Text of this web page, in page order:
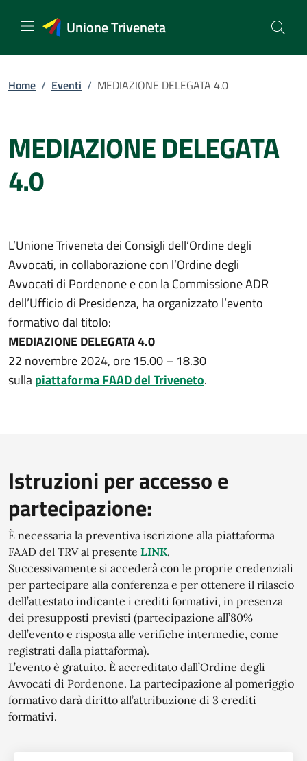
Unione Triveneta
Home / Eventi / MEDIAZIONE DELEGATA 4.0
MEDIAZIONE DELEGATA
4.0
L’Unione Triveneta dei Consigli dell’Ordine degli
Avvocati, in collaborazione con l’Ordine degli
Avvocati di Pordenone e con la Commissione ADR
dell’Ufficio di Presidenza, ha organizzato l’evento
formativo dal titolo:
MEDIAZIONE DELEGATA 4.0
22 novembre 2024, ore 15.00 – 18.30
sullapiattaforma FAAD del Triveneto.
Istruzioni per accesso e
partecipazione:
È necessaria la preventiva iscrizione alla piattaforma
FAAD del TRV al presente LINK.
Successivamente si accederà con le proprie credenziali
per partecipare alla conferenza e per ottenere il rilascio
dell’attestato indicante i crediti formativi, in presenza
dei presupposti previsti (partecipazione all’80%
dell’evento e risposta alle verifiche intermedie, come
registrati dalla piattaforma).
L’evento è gratuito. È accreditato dall’Ordine degli
Avvocati di Pordenone. La partecipazione al pomeriggio
formativo darà diritto all’attribuzione di 3 crediti
formativi.